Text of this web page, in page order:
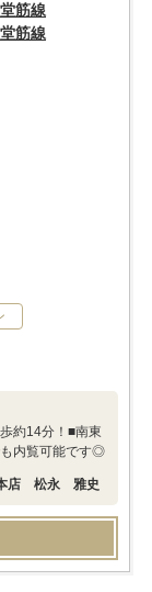
筋線
筋線
約14分！■南東
内覧可能です◎
本店 松永 雅史